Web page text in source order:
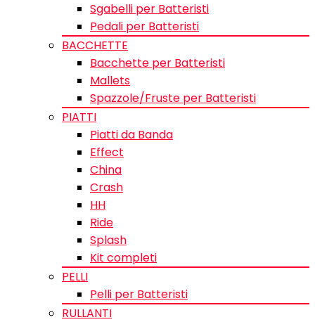
Sgabelli per Batteristi
Pedali per Batteristi
BACCHETTE
Bacchette per Batteristi
Mallets
Spazzole/Fruste per Batteristi
PIATTI
Piatti da Banda
Effect
China
Crash
HH
Ride
Splash
Kit completi
PELLI
Pelli per Batteristi
RULLANTI